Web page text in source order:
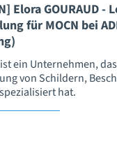
Elora GOURAUD -
für MOCN bei
ein Unternehmen,
von Schildern,
hat.